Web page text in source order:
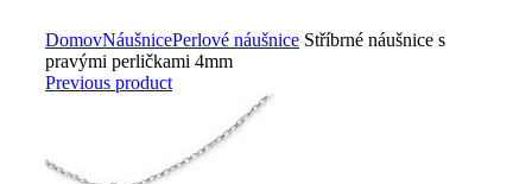
DomovNáušnicePerlové náušnice Stříbrné náušnice s
pravými perličkami 4mm
Previous product